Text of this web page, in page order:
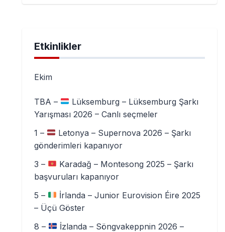
Etkinlikler
Ekim
TBA –
Lüksemburg – Lüksemburg Şarkı
Yarışması 2026 – Canlı seçmeler
1 –
Letonya – Supernova 2026 – Şarkı
gönderimleri kapanıyor
3 –
Karadağ – Montesong 2025 – Şarkı
başvuruları kapanıyor
5 –
İrlanda – Junior Eurovision Éire 2025
– Üçü Göster
8 –
İzlanda – Söngvakeppnin 2026 –